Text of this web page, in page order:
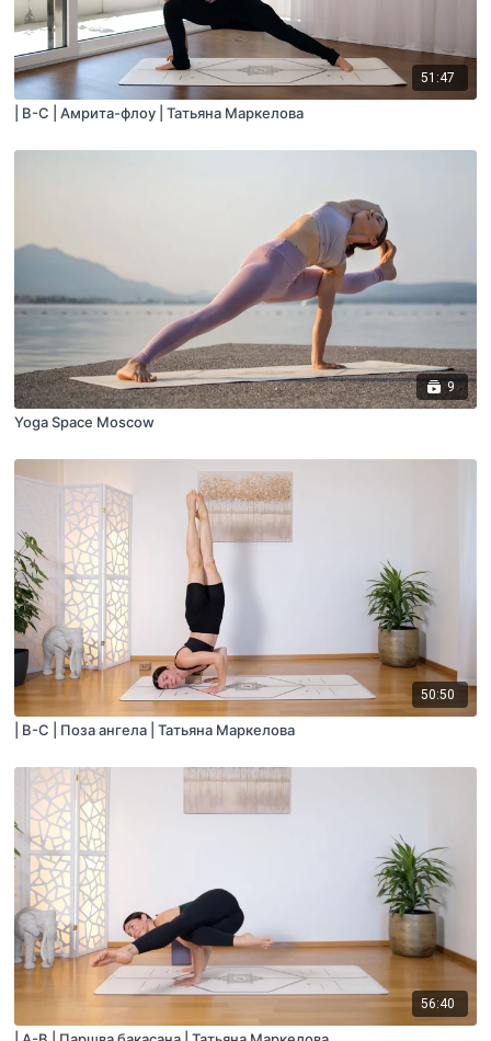
51:47
| B-C | Амрита-флоу | Татьяна Маркелова
9
Yoga Space Moscow
50:50
| B-C | Поза ангела | Татьяна Маркелова
56:40